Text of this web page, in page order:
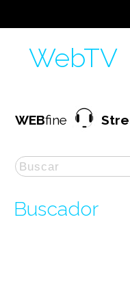
WebTV
WEBfine
Buscador